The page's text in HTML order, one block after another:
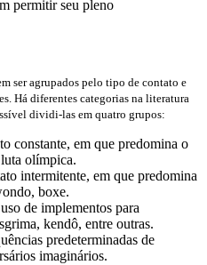
permitir seu pleno
ser agrupados pelo tipo de contato e
Há diferentes categorias na literatura
dividi-las em quatro grupos:
constante, em que predomina o
olímpica.
intermitente, em que predomina
boxe.
de implementos para
kendô, entre outras.
predeterminadas de
imaginários.